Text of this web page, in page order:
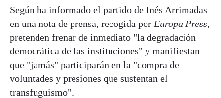
Según ha informado el partido de Inés Arrimadas
en una nota de prensa, recogida por Europa Press,
pretenden frenar de inmediato "la degradación
democrática de las instituciones" y manifiestan
que "jamás" participarán en la "compra de
voluntades y presiones que sustentan el
transfuguismo".